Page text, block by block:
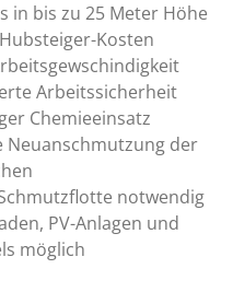
in bis zu 25 Meter Höhe
Kosten
Arbeitssicherheit
Chemieeinsatz
der
notwendig
PV-Anlagen und
möglich